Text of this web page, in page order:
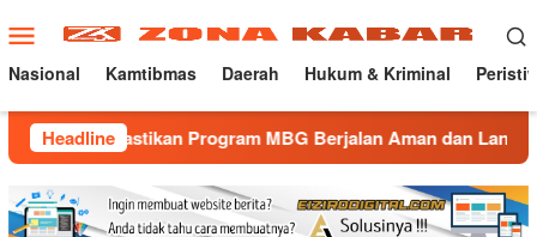
ke
konten
Menu
Mobile
Nasional Kamtibmas Daerah Hukum & Kriminal
Headline
Program MBG Berjalan Aman dan Lancar Gatur